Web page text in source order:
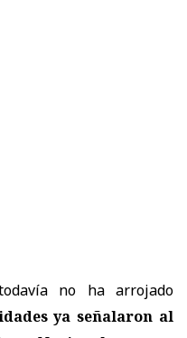
no ha arrojado
ya señalaron al